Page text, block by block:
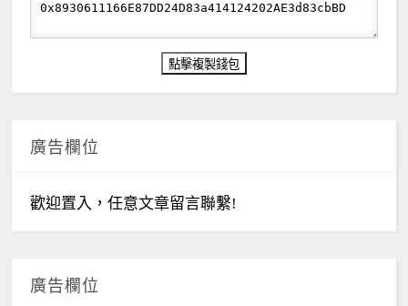
廣告欄位
歡迎置入，任意文章留言聯繫!
廣告欄位